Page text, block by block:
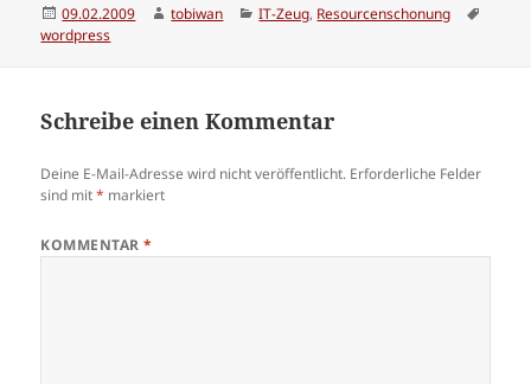
Veröffentlicht
am
09.02.2009 Autor
tobiwan Kategorien
IT-Zeug, Resourcenschonung
wordpress
Schreibe einen Kommentar
Deine E-Mail-Adresse wird nicht veröffentlicht. Erforderliche Felder
sind mit* markiert
KOMMENTAR*